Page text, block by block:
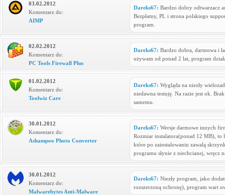
Dareks67: Bardzo dobry odtwarzacz
Bezpłatny, PL i strona polskiego
program.
03.02.2012
Komentarz do:
AIMP
Dareks67: Bardzo dobra, darmowa i
używam od ponad 2 lat, program
02.02.2012
Komentarz do:
PC Tools Firewall Plus
Dareks67: Wygląda na niezły
niedawna testuję. Na razie jest ok.
samemu.
01.02.2012
Komentarz do:
Toolwiz Care
Dareks67: Wersje darmowe innych
Rozmiar instalatora(ponad 12 MB), to
które po zainstalowaniu zawalą
programu słynie z niechcianej, wręcz
30.01.2012
Komentarz do:
Ashampoo Photo Converter
Dareks67: Niezły program, jako
rozszerzoną ochronę), program wart
30.01.2012
Komentarz do:
Malwarebytes Anti-Malware